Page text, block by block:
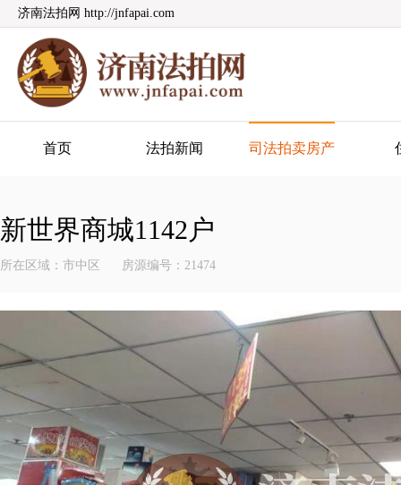
济南法拍网 http://jnfapai.com
济南法拍网
首页 法拍新闻 司法拍卖房产
新世界商城1142户
所在区域：市中区 房源编号：21474